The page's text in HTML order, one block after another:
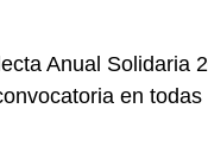
Anual Solidaria
en